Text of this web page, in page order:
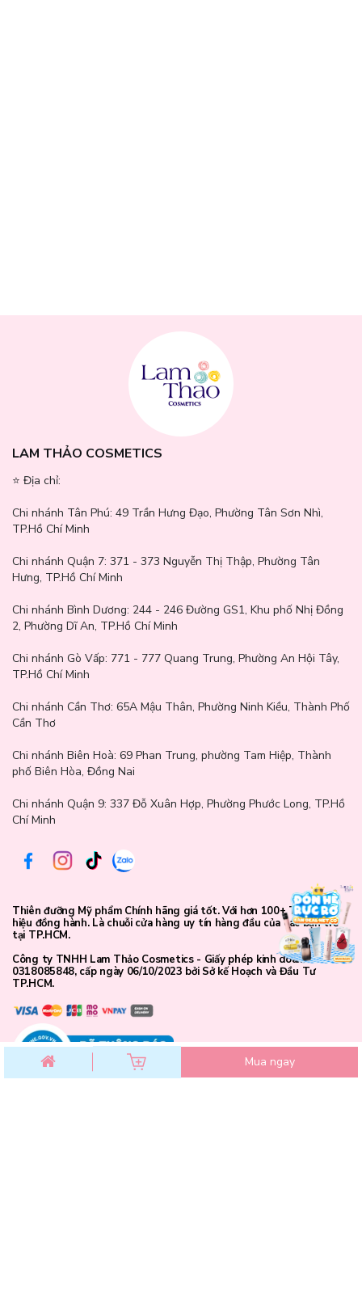
Gội Chiết Xuất Tràm Trà Aromatica Tea Tree Purifying
Shampoo , bạn không chỉ đang gội đầu, mà còn đang "thanh lọc"
cảm nhận sự khác biệt rõ rệt: da đầu sạch thoáng, không còn
ngứa ngáy, tóc bồng bềnh và tràn đầy sức sống.
Mua ngay
LAM THẢO COSMETICS
⭐️ Địa chỉ:
Chi nhánh Tân Phú: 49 Trần Hưng Đạo, Phường Tân Sơn Nhì,
TP.Hồ Chí Minh
Chi nhánh Quận 7: 371 - 373 Nguyễn Thị Thập, Phường Tân
Hưng, TP.Hồ Chí Minh
Chi nhánh Bình Dương: 244 - 246 Đường GS1, Khu phố Nhị Đồng
2, Phường Dĩ An, TP.Hồ Chí Minh
Chi nhánh Gò Vấp: 771 - 777 Quang Trung, Phường An Hội Tây,
TP.Hồ Chí Minh
Chi nhánh Cần Thơ: 65A Mậu Thân, Phường Ninh Kiều, Thành Phố
Cần Thơ
Chi nhánh Biên Hoà: 69 Phan Trung, phường Tam Hiệp, Thành
phố Biên Hòa, Đồng Nai
Chi nhánh Quận 9: 337 Đỗ Xuân Hợp, Phường Phước Long, TP.Hồ
Chí Minh
Thiên đưỡng Mỹ phẩm Chính hãng giá tốt. Với hơn 100+ Thương
hiệu đồng hành. Là chuỗi cửa hàng uy tín hàng đầu của các bạn trẻ
tại TP.HCM.
Công ty TNHH Lam Thảo Cosmetics - Giấy phép kinh doanh số
0318085848, cấp ngày 06/10/2023 bởi Sở kế Hoạch và Đầu Tư
TP.HCM.